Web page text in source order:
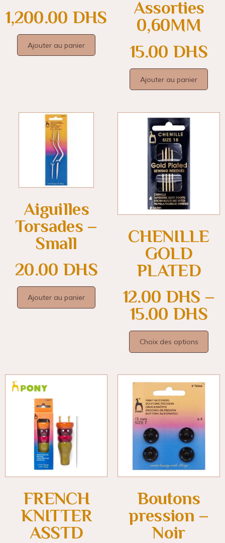
1,200.00 DHS
Ajouter au panier
Assorties
0,60MM
15.00 DHS
Ajouter au panier
Aiguilles
Torsades –
Small
20.00 DHS
Ajouter au panier
CHENILLE
GOLD
PLATED
12.00 DHS –
15.00 DHS
Choix des options
FRENCH
KNITTER
ASSTD
Boutons
pression –
Noir